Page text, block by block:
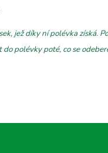
jež díky ní polévka získá.
polévky poté, co se